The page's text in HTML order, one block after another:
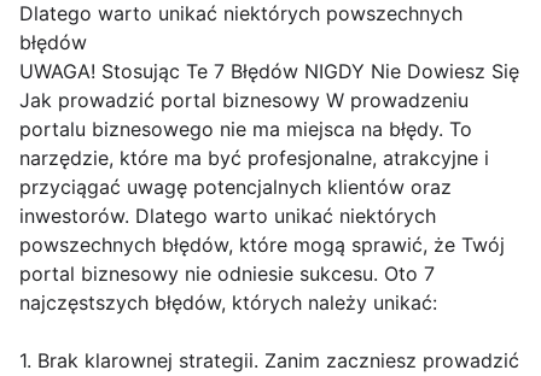
Dlatego warto unikać niektórych powszechnych
błędów
UWAGA! Stosując Te 7 Błędów NIGDY Nie Dowiesz Się
Jak prowadzić portal biznesowy W prowadzeniu
portalu biznesowego nie ma miejsca na błędy. To
narzędzie, które ma być profesjonalne, atrakcyjne i
przyciągać uwagę potencjalnych klientów oraz
inwestorów. Dlatego warto unikać niektórych
powszechnych błędów, które mogą sprawić, że Twój
portal biznesowy nie odniesie sukcesu. Oto 7
najczęstszych błędów, których należy unikać:
1. Brak klarownej strategii. Zanim zaczniesz prowadzić